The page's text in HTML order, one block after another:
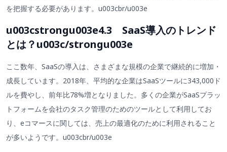
を把握する必要があります。u003cbr/u003e
u003cstrongu003e4.3 SaaS導入のトレンド
とは？u003c/strongu003e
ここ数年、SaaSの導入は、さまざまな規模の企業で継続的に増加・
成長しています。2018年、平均的な企業はSaaSツールに343,000ド
ルを費やし、前年比78%増となりました。多くの企業がSaaSプラッ
トフォームを会社のタスク管理のためのツールとして利用してお
り、eコマースに関しては、売上の最適化のために利用されること
が多いようです。u003cbr/u003e